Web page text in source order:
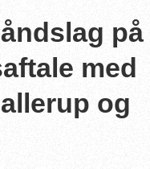
på
med
og